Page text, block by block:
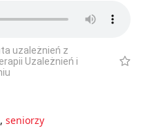
uzależnień z
Uzależnień i
, seniorzy